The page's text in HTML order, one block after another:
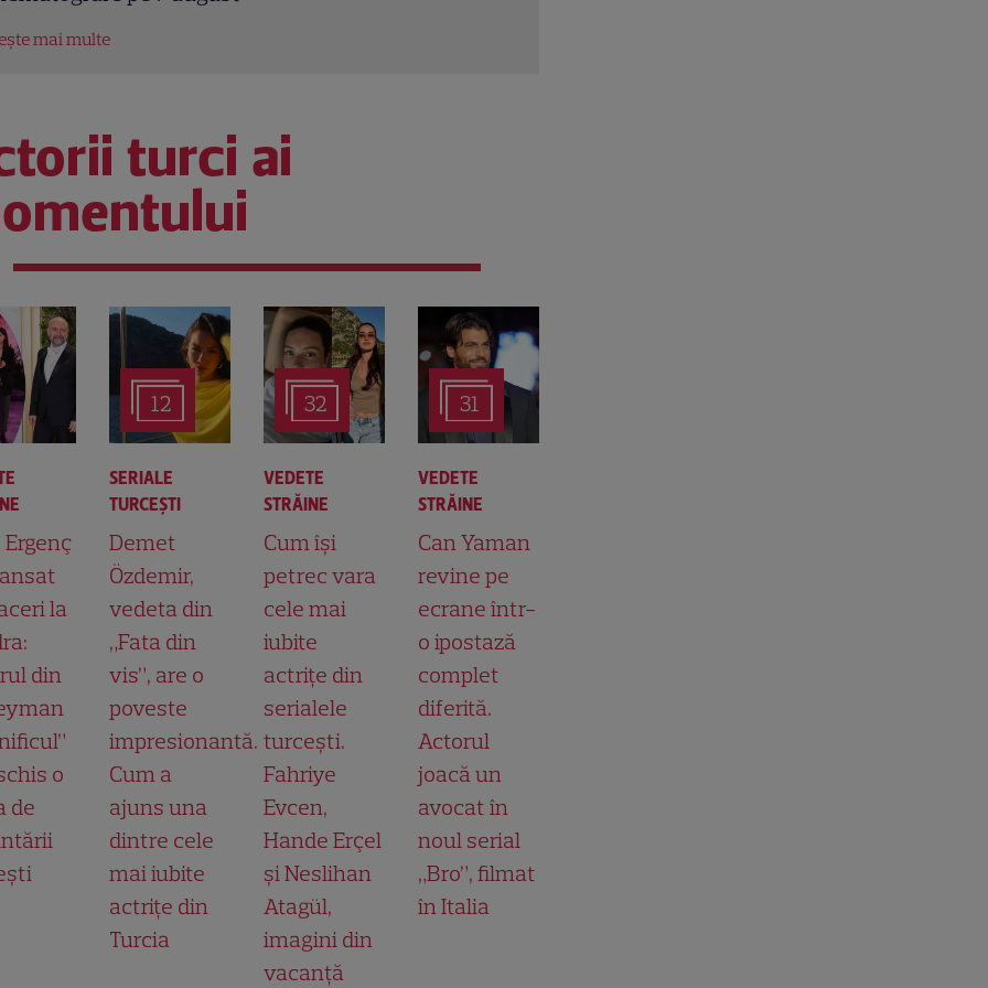
mai multe
turci ai
la
din
o
de
12
SERIALE
TURCEŞTI
Demet
Özdemir,
vedeta din
„Fata din
vis”, are o
poveste
impresionantă.
Cum a
ajuns una
dintre cele
mai iubite
actrițe din
Turcia
32
VEDETE
STRĂINE
Cum își
petrec vara
cele mai
iubite
actrițe din
serialele
turcești.
Fahriye
Evcen,
Hande Erçel
și Neslihan
Atagül,
imagini din
vacanță
31
VEDETE
STRĂINE
Can Yaman
revine pe
ecrane într-
o ipostază
complet
diferită.
Actorul
joacă un
avocat în
noul serial
„Bro”, filmat
în Italia